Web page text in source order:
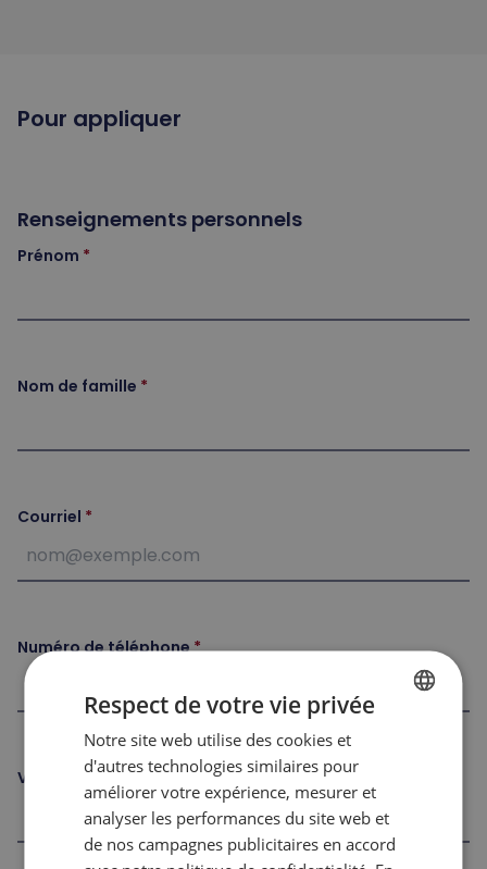
Pour appliquer
Renseignements personnels
Prénom
Nom de famille
Courriel
Numéro de téléphone
Ville
Respect de votre vie privée
Notre site web utilise des cookies et
d'autres technologies similaires pour
améliorer votre expérience, mesurer et
analyser les performances du site web et
de nos campagnes publicitaires en accord